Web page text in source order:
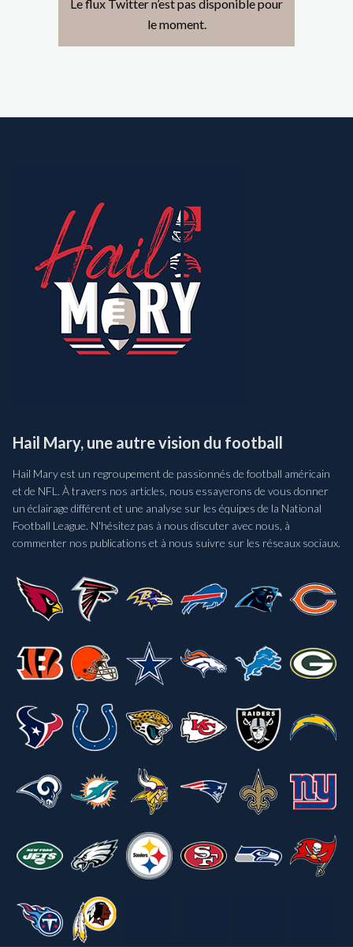
Le flux Twitter n’est pas disponible pour
le moment.
Hail Mary, une autre vision du football
Hail Mary est un regroupement de passionnés de football américain
et de NFL. À travers nos articles, nous essayerons de vous donner
un éclairage différent et une analyse sur les équipes de la National
Football League. N'hésitez pas à nous discuter avec nous, à
commenter nos publications et à nous suivre sur les réseaux sociaux.